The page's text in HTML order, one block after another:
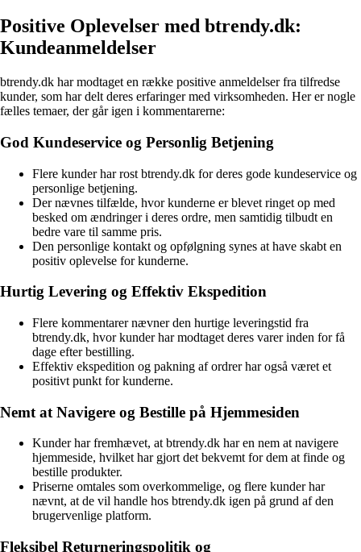
Positive Oplevelser med btrendy.dk:
Kundeanmeldelser
btrendy.dk har modtaget en række positive anmeldelser fra tilfredse
kunder, som har delt deres erfaringer med virksomheden. Her er nogle
fælles temaer, der går igen i kommentarerne:
God Kundeservice og Personlig Betjening
Flere kunder har rost btrendy.dk for deres gode kundeservice og
personlige betjening.
Der nævnes tilfælde, hvor kunderne er blevet ringet op med
besked om ændringer i deres ordre, men samtidig tilbudt en
bedre vare til samme pris.
Den personlige kontakt og opfølgning synes at have skabt en
positiv oplevelse for kunderne.
Hurtig Levering og Effektiv Ekspedition
Flere kommentarer nævner den hurtige leveringstid fra
btrendy.dk, hvor kunder har modtaget deres varer inden for få
dage efter bestilling.
Effektiv ekspedition og pakning af ordrer har også været et
positivt punkt for kunderne.
Nemt at Navigere og Bestille på Hjemmesiden
Kunder har fremhævet, at btrendy.dk har en nem at navigere
hjemmeside, hvilket har gjort det bekvemt for dem at finde og
bestille produkter.
Priserne omtales som overkommelige, og flere kunder har
nævnt, at de vil handle hos btrendy.dk igen på grund af den
brugervenlige platform.
Fleksibel Returneringspolitik og